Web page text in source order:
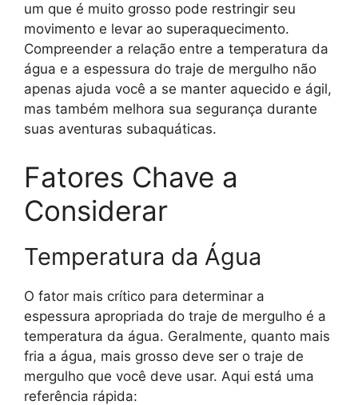
um que é muito grosso pode restringir seu
movimento e levar ao superaquecimento.
Compreender a relação entre a temperatura da
água e a espessura do traje de mergulho não
apenas ajuda você a se manter aquecido e ágil,
mas também melhora sua segurança durante
suas aventuras subaquáticas.
Fatores Chave a
Considerar
Temperatura da Água
O fator mais crítico para determinar a
espessura apropriada do traje de mergulho é a
temperatura da água. Geralmente, quanto mais
fria a água, mais grosso deve ser o traje de
mergulho que você deve usar. Aqui está uma
referência rápida: